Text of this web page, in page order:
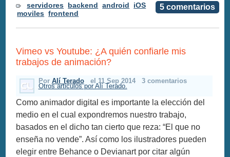
5 comentarios
servidores backend android
iOS
moviles frontend
Vimeo vs Youtube: ¿A quién confiarle mis
trabajos de animación?
Por Alí Terado el 11 Sep 2014 3 comentarios
Otros articulos por Alí Terado.
Como animador digital es importante la elección del
medio en el cual expondremos nuestro trabajo,
basados en el dicho tan cierto que reza: “El que no
enseña no vende”. Así como los ilustradores pueden
elegir entre Behance o Devianart por citar algún